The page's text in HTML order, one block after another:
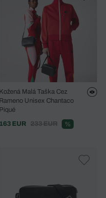
Kožená Malá Taška Cez
Rameno Unisex Chantaco
Piqué
163 EUR
233 EUR %